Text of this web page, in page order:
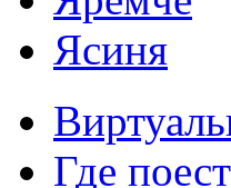
Ясиня
Где